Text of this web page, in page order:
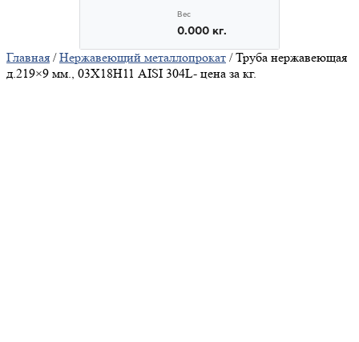
Главная /Нержавеющий металлопрокат / Труба нержавеющая
д.219×9 мм., 03Х18Н11 AISI 304L- цена за кг.